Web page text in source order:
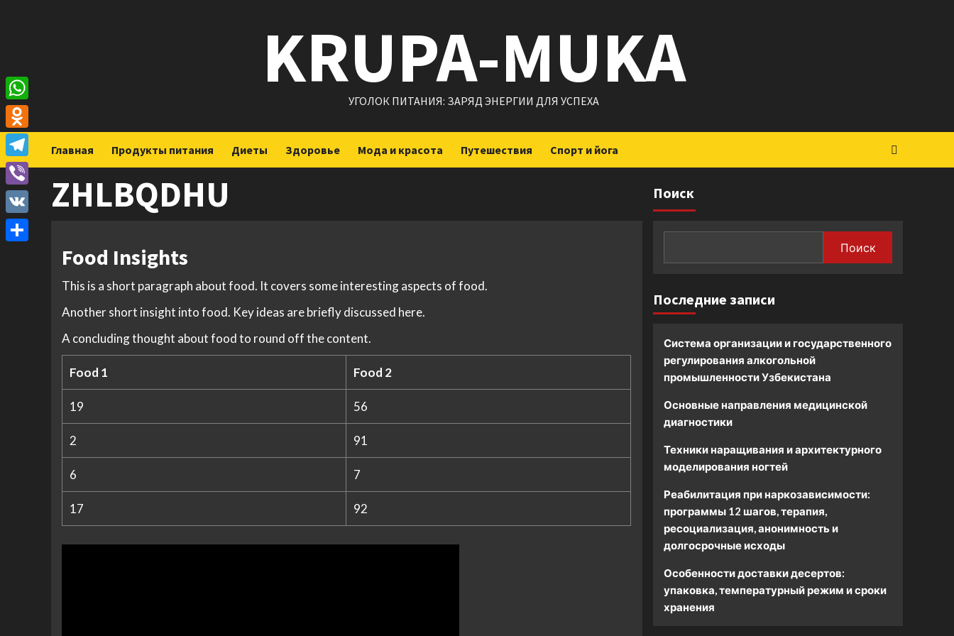
KRUPA-MUKA
УГОЛОК ПИТАНИЯ: ЗАРЯД ЭНЕРГИИ ДЛЯ УСПЕХА
Главная Продукты питания Диеты Здоровье Мода и красота Путешествия Спорт и йога
ZHLBQDHU
Food Insights
This is a short paragraph about food. It covers some interesting aspects of food.
Another short insight into food. Key ideas are briefly discussed here.
A concluding thought about food to round off the content.
Food 1 Food 2
19 56
2 91
6 7
17 92
Поиск
Поиск
Последние записи
Система организации и государственного
регулирования алкогольной
промышленности Узбекистана
Основные направления медицинской
диагностики
Техники наращивания и архитектурного
моделирования ногтей
Реабилитация при наркозависимости:
программы 12 шагов, терапия,
ресоциализация, анонимность и
долгосрочные исходы
Особенности доставки десертов:
упаковка, температурный режим и сроки
хранения
WhatsApp
Odnoklassniki
Telegram
Viber
VK
Отправить